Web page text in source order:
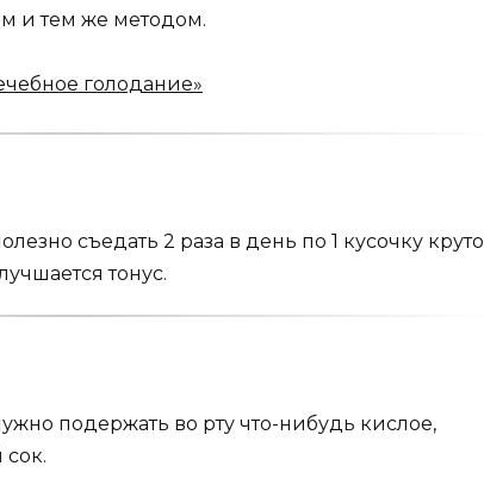
и тем же методом.
голодание»
съе­дать 2 раза в день по 1 кусочку круто
тонус.
подер­жать во рту что-нибудь кислое,